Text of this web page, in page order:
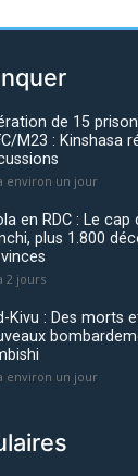
de 15
M23 : Kinshasa
environ un jour
en RDC : Le
plus 1.800
2 jours
Kivu : Des morts
environ un jour